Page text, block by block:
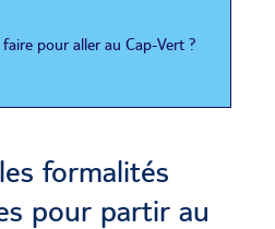
pour aller au Cap-Vert ?
formalités
pour partir au